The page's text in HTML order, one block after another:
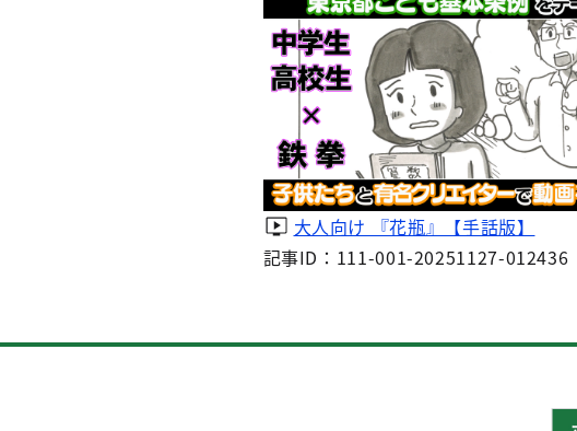
大人向け 『花瓶』【手話版】
記事ID：111-001-20251127-012436